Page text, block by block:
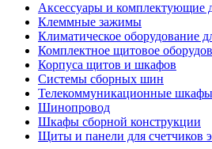
Аксессуары и комплектующие
Клеммные зажимы
Климатическое оборудование
Комплектное щитовое
Корпуса щитов и шкафов
Системы сборных шин
Телекоммуникационные шкафы
Шинопровод
Шкафы сборной конструкции
Щиты и панели для счетчиков